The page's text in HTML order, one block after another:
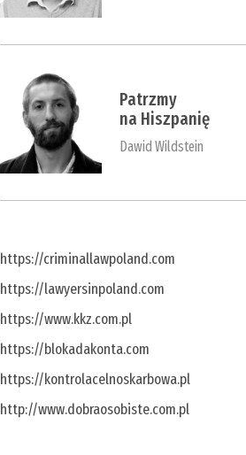
Patrzmy
na Hiszpanię
Dawid Wildstein
https://criminallawpoland.com
https://lawyersinpoland.com
https://www.kkz.com.pl
https://blokadakonta.com
https://kontrolacelnoskarbowa.pl
http://www.dobraosobiste.com.pl